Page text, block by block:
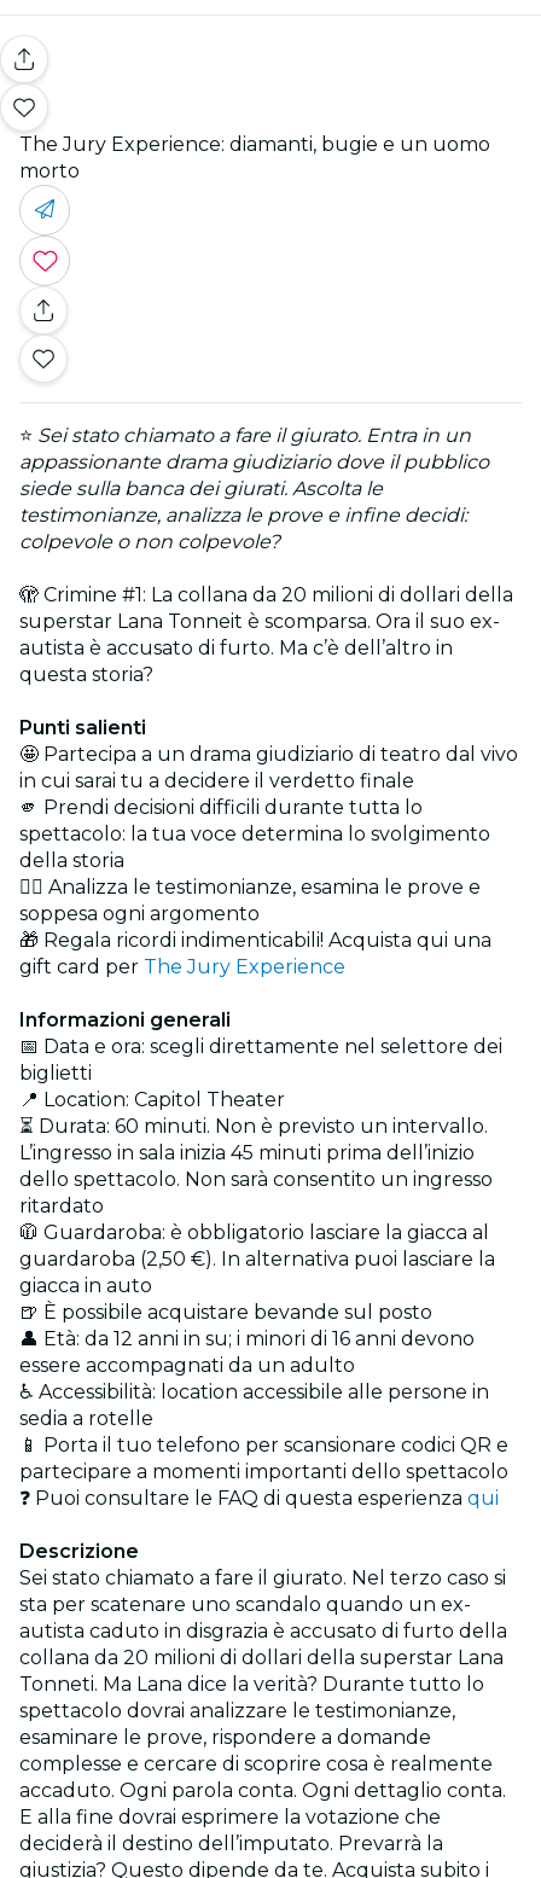
The Jury Experience: diamanti, bugie e un uomo
morto
⭐ Sei stato chiamato a fare il giurato. Entra in un
appassionante drama giudiziario dove il pubblico
siede sulla banca dei giurati. Ascolta le
testimonianze, analizza le prove e infine decidi:
colpevole o non colpevole?
🫣 Crimine #1: La collana da 20 milioni di dollari della
superstar Lana Tonneit è scomparsa. Ora il suo ex-
autista è accusato di furto. Ma c’è dell’altro in
questa storia?
Punti salienti
🤩 Partecipa a un drama giudiziario di teatro dal vivo
in cui sarai tu a decidere il verdetto finale
🫵 Prendi decisioni difficili durante tutta lo
spettacolo: la tua voce determina lo svolgimento
della storia
🕵️‍♂️ Analizza le testimonianze, esamina le prove e
soppesa ogni argomento
🎁 Regala ricordi indimenticabili! Acquista qui una
gift card per The Jury Experience
Informazioni generali
📅 Data e ora: scegli direttamente nel selettore dei
biglietti
📍 Location: Capitol Theater
⏳ Durata: 60 minuti. Non è previsto un intervallo.
L’ingresso in sala inizia 45 minuti prima dell’inizio
dello spettacolo. Non sarà consentito un ingresso
ritardato
🧥 Guardaroba: è obbligatorio lasciare la giacca al
guardaroba (2,50 €). In alternativa puoi lasciare la
giacca in auto
🍺 È possibile acquistare bevande sul posto
👤 Età: da 12 anni in su; i minori di 16 anni devono
essere accompagnati da un adulto
♿ Accessibilità: location accessibile alle persone in
sedia a rotelle
📱 Porta il tuo telefono per scansionare codici QR e
partecipare a momenti importanti dello spettacolo
❓ Puoi consultare le FAQ di questa esperienza qui
Descrizione
Sei stato chiamato a fare il giurato. Nel terzo caso si
sta per scatenare uno scandalo quando un ex-
autista caduto in disgrazia è accusato di furto della
collana da 20 milioni di dollari della superstar Lana
Tonneti. Ma Lana dice la verità? Durante tutto lo
spettacolo dovrai analizzare le testimonianze,
esaminare le prove, rispondere a domande
complesse e cercare di scoprire cosa è realmente
accaduto. Ogni parola conta. Ogni dettaglio conta.
E alla fine dovrai esprimere la votazione che
deciderà il destino dell’imputato. Prevarrà la
giustizia? Questo dipende da te. Acquista subito i